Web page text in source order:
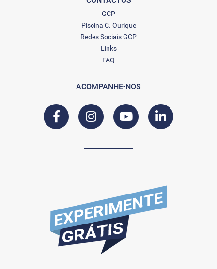
GCP
Piscina C. Ourique
Redes Sociais GCP
Links
FAQ
ACOMPANHE-NOS